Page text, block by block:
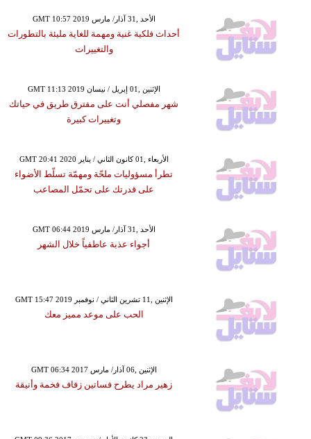
GMT 10:57 2019 الأحد ,31 آذار/ مارس
أحداث فلكية غنية ومهمة للغاية مليئة بالتطورات
والتغييرات
GMT 11:13 2019 الإثنين ,01 إبريل / نيسان
شهر مفصلي أنت على مفترق طريق في حياتك
وتغييرات كبيرة
GMT 20:41 2020 الأربعاء ,01 كانون الثاني / يناير
تطرأ مسؤوليات ملحّة ومهمّة تسلّط الأضواء
على قدرتك على تحمّل المصاعب
GMT 06:44 2019 الأحد ,31 آذار/ مارس
أجواء عذبة عاطفياً خلال الشهر
GMT 15:47 2019 الإثنين ,11 تشرين الثاني / نوفمبر
الحب على موعد مميز معك
GMT 06:34 2017 الإثنين ,06 آذار/ مارس
زهير مراد يطرح فساتين زفاف فخمة وأنيقة